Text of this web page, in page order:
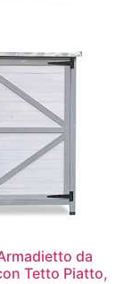
da
Tetto Piatto,